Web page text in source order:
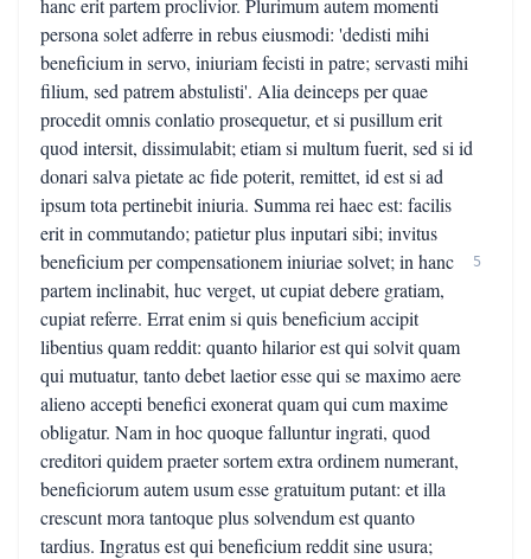
hanc erit partem proclivior. Plurimum autem momenti
persona solet adferre in rebus eiusmodi: 'dedisti mihi
beneficium in servo, iniuriam fecisti in patre; servasti mihi
filium, sed patrem abstulisti'. Alia deinceps per quae
procedit omnis conlatio prosequetur, et si pusillum erit
quod intersit, dissimulabit; etiam si multum fuerit, sed si id
donari salva pietate ac fide poterit, remittet, id est si ad
ipsum tota pertinebit iniuria. Summa rei haec est: facilis
erit in commutando; patietur plus inputari sibi; invitus
beneficium per compensationem iniuriae solvet; in hanc
partem inclinabit, huc verget, ut cupiat debere gratiam,
cupiat referre. Errat enim si quis beneficium accipit
libentius quam reddit: quanto hilarior est qui solvit quam
qui mutuatur, tanto debet laetior esse qui se maximo aere
alieno accepti benefici exonerat quam qui cum maxime
obligatur. Nam in hoc quoque falluntur ingrati, quod
creditori quidem praeter sortem extra ordinem numerant,
beneficiorum autem usum esse gratuitum putant: et illa
crescunt mora tantoque plus solvendum est quanto
tardius. Ingratus est qui beneficium reddit sine usura;
5